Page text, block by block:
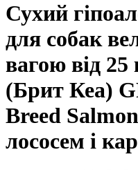
Сухий
для собак
вагою від
(Брит Кеа)
Breed
лососем і